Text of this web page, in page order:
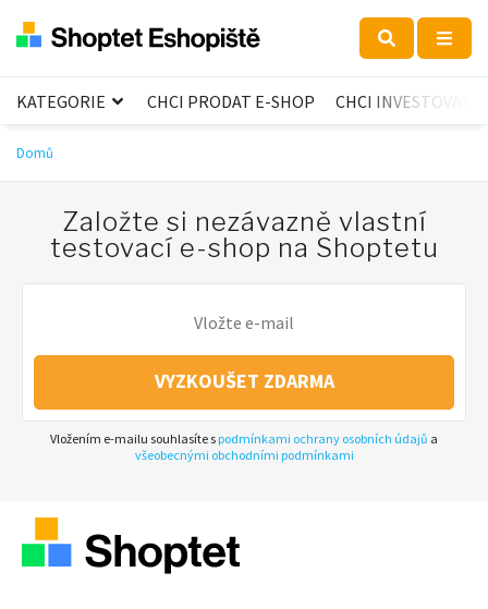
KATEGORIE CHCI PRODAT E-SHOP CHCI INVESTOVAT
Domů
Založte si nezávazně vlastní
testovací e-shop na Shoptetu
VYZKOUŠET ZDARMA
Vložením e-mailu souhlasíte s podmínkami ochrany osobních údajů a
všeobecnými obchodními podmínkami